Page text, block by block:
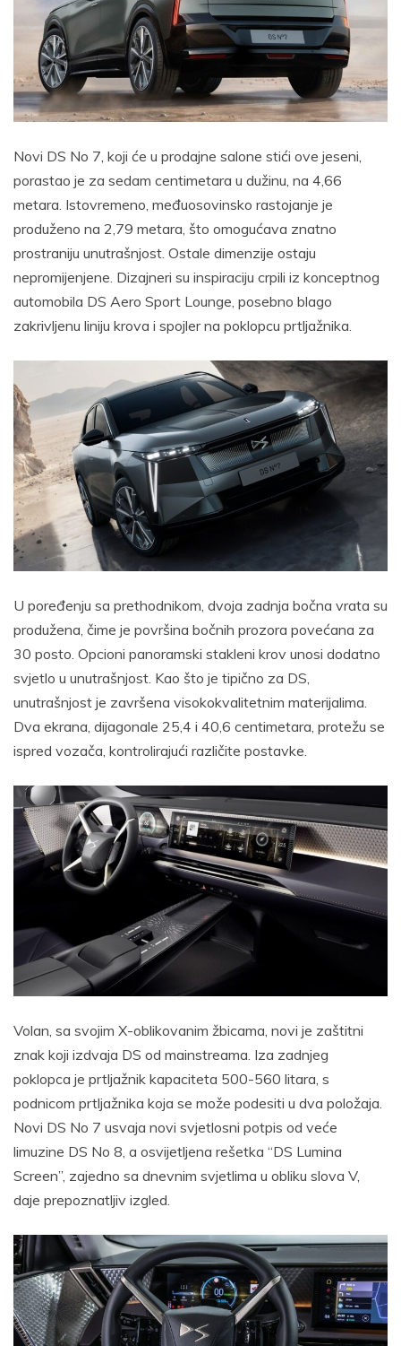
Novi DS No 7, koji će u prodajne salone stići ove jeseni,
porastao je za sedam centimetara u dužinu, na 4,66
metara. Istovremeno, međuosovinsko rastojanje je
produženo na 2,79 metara, što omogućava znatno
prostraniju unutrašnjost. Ostale dimenzije ostaju
nepromijenjene. Dizajneri su inspiraciju crpili iz konceptnog
automobila DS Aero Sport Lounge, posebno blago
zakrivljenu liniju krova i spojler na poklopcu prtljažnika.
U poređenju sa prethodnikom, dvoja zadnja bočna vrata su
produžena, čime je površina bočnih prozora povećana za
30 posto. Opcioni panoramski stakleni krov unosi dodatno
svjetlo u unutrašnjost. Kao što je tipično za DS,
unutrašnjost je završena visokokvalitetnim materijalima.
Dva ekrana, dijagonale 25,4 i 40,6 centimetara, protežu se
ispred vozača, kontrolirajući različite postavke.
Volan, sa svojim X-oblikovanim žbicama, novi je zaštitni
znak koji izdvaja DS od mainstreama. Iza zadnjeg
poklopca je prtljažnik kapaciteta 500-560 litara, s
podnicom prtljažnika koja se može podesiti u dva položaja.
Novi DS No 7 usvaja novi svjetlosni potpis od veće
limuzine DS No 8, a osvijetljena rešetka “DS Lumina
Screen”, zajedno sa dnevnim svjetlima u obliku slova V,
daje prepoznatljiv izgled.